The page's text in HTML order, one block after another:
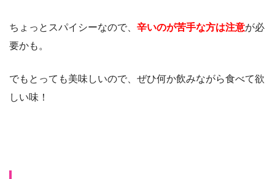
ちょっとスパイシーなので、 辛いのが苦手な方は注意が必
要かも。
でもとっても美味しいので、ぜひ何か飲みながら食べて欲
しい味！